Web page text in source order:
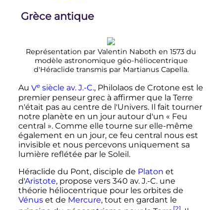
Grèce antique
Représentation par Valentin Naboth en 1573 du
modèle astronomique géo-héliocentrique
d'Héraclide transmis par Martianus Capella.
Au Vesiècle av. J.-C., Philolaos de Crotone est le
premier penseur grec à affirmer que la Terre
n'était pas au centre de l'Univers. Il fait tourner
notre planète en un jour autour d'un « Feu
central ». Comme elle tourne sur elle-même
également en un jour, ce feu central nous est
invisible et nous percevons uniquement sa
lumière reflétée par le Soleil.
Héraclide du Pont, disciple de Platon et
d'Aristote, propose vers 340 av. J.-C. une
théorie héliocentrique pour les orbites de
Vénuset de Mercure, tout en gardant le
[2]